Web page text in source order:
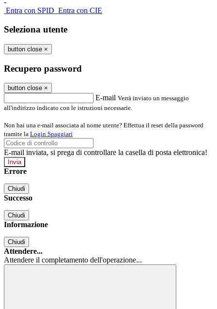
-
Entra con SPID Entra con CIE
Seleziona utente
button close ×
Recupero password
button close ×
E-mail Verrà inviato un messaggio
all'indirizzo indicato con le istruzioni necessarie.
Non hai una e-mail associata al nome utente? Effettua il reset della password
tramite la Login Spaggiari
E-mail inviata, si prega di controllare la casella di posta elettronica!
Errore
Chiudi
Successo
Chiudi
Informazione
Chiudi
Attendere...
Attendere il completamento dell'operazione...